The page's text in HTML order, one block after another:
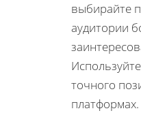
выбирайте
аудитории
точного
платформах.